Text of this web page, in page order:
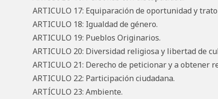
ARTICULO 17: Equiparación de oportunidad y
ARTICULO 18: Igualdad de género.
ARTICULO 19: Pueblos Originarios.
ARTICULO 20: Diversidad religiosa y libertad de
ARTICULO 21: Derecho de peticionar y a obtener
ARTICULO 22: Participación ciudadana.
ARTÍCULO 23: Ambiente.